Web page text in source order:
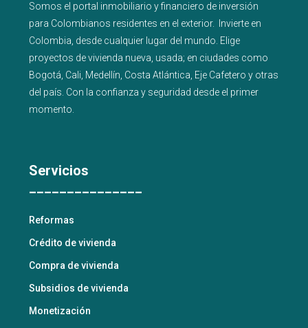
Somos el portal inmobiliario yfinanciero de inversión
para Colombianos residentes en el exterior.
Invierte en
Colombia, desde cualquier lugar del mundo. Elige
proyectos devivienda nueva usada; en ciudades como
Bogotá Cali Medellín Costa Atlántica Eje Cafetero y otras
del país . Con la confianza y seguridad desde el primer
momento.
Servicios
_______________
Reformas
Crédito de vivienda
Compra de vivienda
Subsidios de vivienda
Monetización